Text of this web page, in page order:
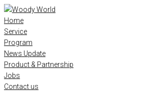
Skip
to
content
Home
Service
Program
News Update
Product & Partnership
Jobs
Contact us